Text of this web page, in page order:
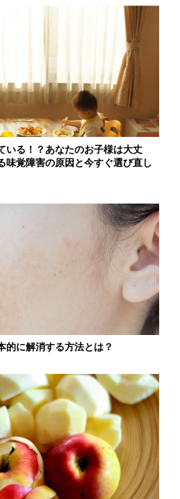
いる！？あなたのお子様は大丈
味覚障害の原因と今すぐ選び直し
的に解消する方法とは？